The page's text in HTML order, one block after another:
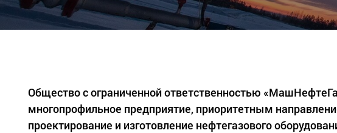
Общество с ограниченной ответственностью
многопрофильное предприятие, приоритетным
проектирование и изготовление нефтегазового